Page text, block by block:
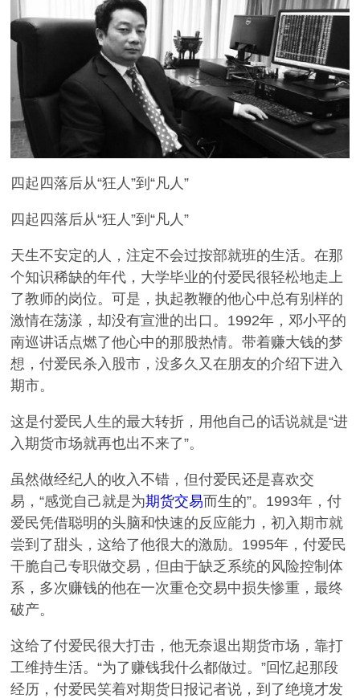
四起四落后从“狂人”到“凡人”
四起四落后从“狂人”到“凡人”
天生不安定的人，注定不会过按部就班的生活。在那
个知识稀缺的年代，大学毕业的付爱民很轻松地走上
了教师的岗位。可是，执起教鞭的他心中总有别样的
激情在荡漾，却没有宣泄的出口。1992年，邓小平的
南巡讲话点燃了他心中的那股热情。带着赚大钱的梦
想，付爱民杀入股市，没多久又在朋友的介绍下进入
期市。
这是付爱民人生的最大转折，用他自己的话说就是“进
入期货市场就再也出不来了”。
虽然做经纪人的收入不错，但付爱民还是喜欢交
易，“感觉自己就是为期货交易而生的”。1993年，付
爱民凭借聪明的头脑和快速的反应能力，初入期市就
尝到了甜头，这给了他很大的激励。1995年，付爱民
干脆自己专职做交易，但由于缺乏系统的风险控制体
系，多次赚钱的他在一次重仓交易中损失惨重，最终
破产。
这给了付爱民很大打击，他无奈退出期货市场，靠打
工维持生活。“为了赚钱我什么都做过。”回忆起那段
经历，付爱民笑着对期货日报记者说，到了绝境才发